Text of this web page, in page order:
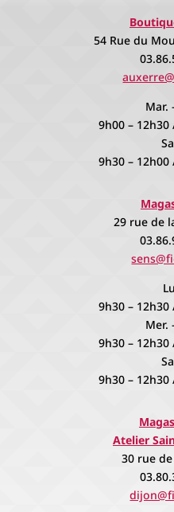
54 Rue du
Mar.
9h00 – 12h30
9h30 – 12h00
29 rue de
9h30 – 12h30
Mer.
9h30 – 12h30
9h30 – 12h30
Atelier
30 rue